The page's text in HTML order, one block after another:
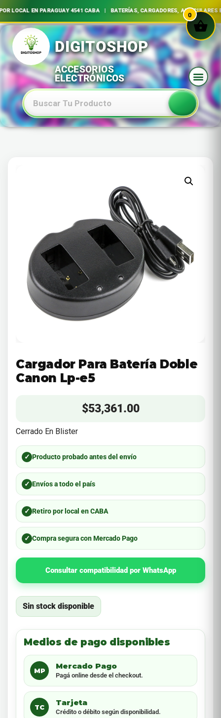
EN PARAGUAY 4541 CABA | BATERÍAS, CARGADORES, AURICULARES E
Ir
al
contenido
Cargador Para Batería Doble
Canon Lp-e5
$53,361.00
Cerrado En Blister
✓ Producto probado antes del envío
✓ Envíos a todo el país
✓ Retiro por local en CABA
✓ Compra segura con Mercado Pago
Consultar compatibilidad por WhatsApp
Sin stock disponible
Medios de pago disponibles
MP
Mercado Pago
Pagá online desde el checkout.
TC
Tarjeta
Crédito o débito según disponibilidad.
0